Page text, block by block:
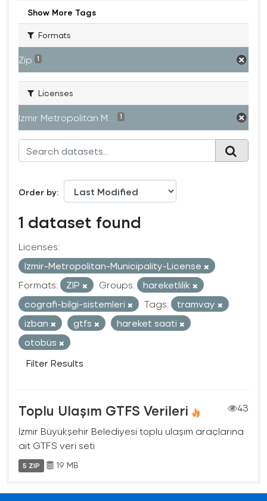
Show More Tags
Formats
Zip 1
Licenses
Izmir Metropolitan M... 1
Order by
1 dataset found
Licenses:
Izmir-Metropolitan-Municipality-License
Formats:
ZIP Groups:
hareketlilik
cografi-bilgi-sistemleri
Tags:
tramvay
izban
gtfs
hareket saati
otobüs
Filter Results
Toplu Ulaşım GTFS Verileri
43
İzmir Büyükşehir Belediyesi toplu ulaşım araçlarına
ait GTFS veri seti
5 ZIP 19 MB